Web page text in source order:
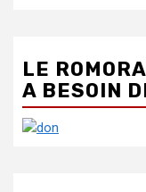
LE
A BESOIN